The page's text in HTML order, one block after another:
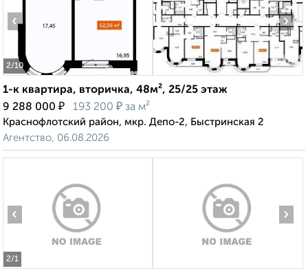
2/10
‹ ›
1-к квартира, вторичка, 48м², 25/25 этаж
9 288 000 ₽ 193 200 ₽ за м²
Краснофлотский район, мкр. Депо-2, Быстринская 2
Агентство, 06.08.2026
2/1
‹ ›